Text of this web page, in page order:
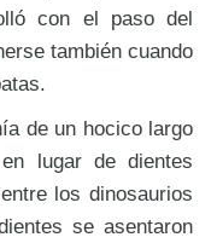
con el paso del
también cuando
de un hocico largo
lugar de dientes
los dinosaurios
se asentaron